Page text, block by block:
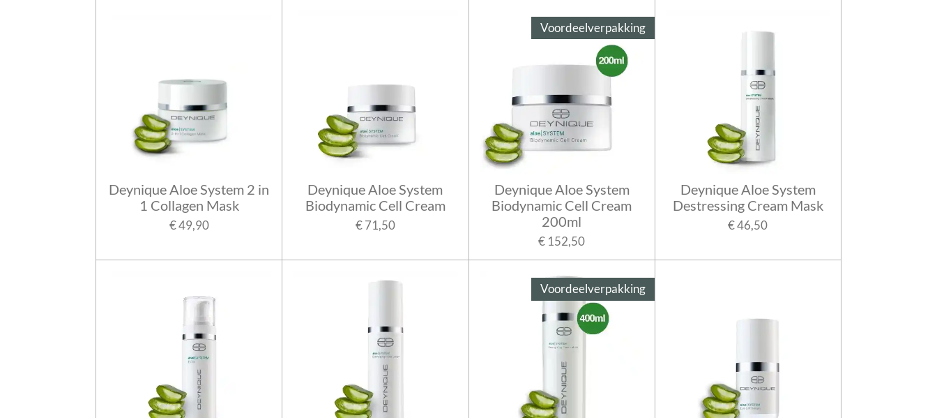
Deynique Aloe System 2 in
1 Collagen Mask
€ 49,90
Deynique Aloe System
Biodynamic Cell Cream
€ 71,50
Voordeelverpakking
Deynique Aloe System
Biodynamic Cell Cream
200ml
€ 152,50
Deynique Aloe System
Destressing Cream Mask
€ 46,50
Voordeelverpakking